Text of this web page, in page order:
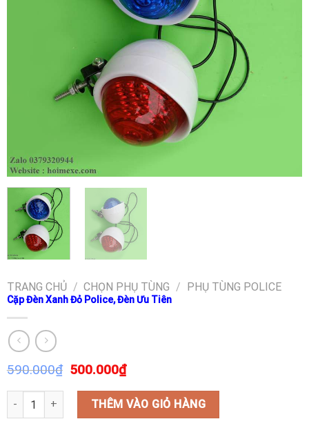
TRANG CHỦ / CHỌN PHỤ TÙNG / PHỤ TÙNG POLICE
Cặp Đèn Xanh Đỏ Police, Đèn Ưu Tiên
590.000₫ 500.000₫
Cặp Đèn Xanh Đỏ Police, Đèn Ưu Tiên số lượng
THÊM VÀO GIỎ HÀNG